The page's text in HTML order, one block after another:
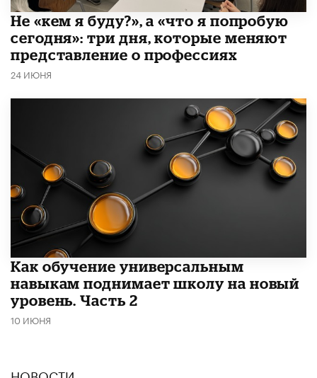
Не «кем я буду?», а «что я попробую
сегодня»: три дня, которые меняют
представление о профессиях
24 ИЮНЯ
​Как обучение универсальным
навыкам поднимает школу на новый
уровень. Часть 2
10 ИЮНЯ